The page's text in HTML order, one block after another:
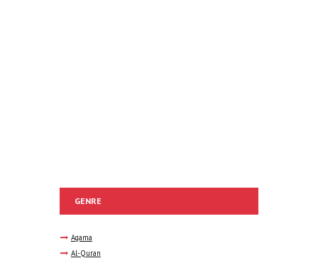
GENRE
Agama
Al-Quran